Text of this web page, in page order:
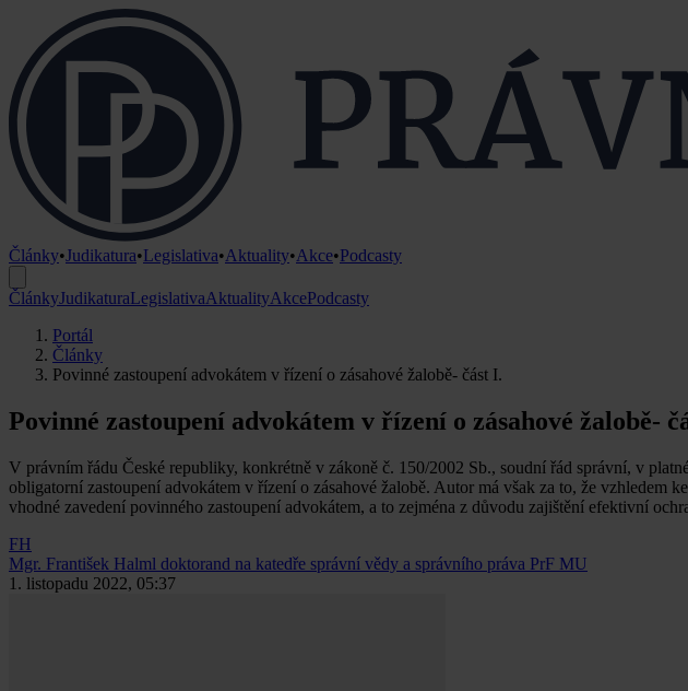
Články•Judikatura•Legislativa•Aktuality•Akce•Podcasty
ČlánkyJudikaturaLegislativaAktualityAkcePodcasty
Portál
Články
Povinné zastoupení advokátem v řízení o zásahové žalobě- část I.
Povinné zastoupení advokátem v řízení o zásahové žalobě-
V právním řádu České republiky, konkrétně v zákoně č. 150/2002 Sb., soudní řád správní, v
obligatorní zastoupení advokátem v řízení o zásahové žalobě. Autor má však za to, že vzhledem
vhodné zavedení povinného zastoupení advokátem, a to zejména z důvodu zajištění efektivní
FH
Mgr. František Halml doktorand na katedře správní vědy a správního práva PrF MU
1. listopadu 2022, 05:37